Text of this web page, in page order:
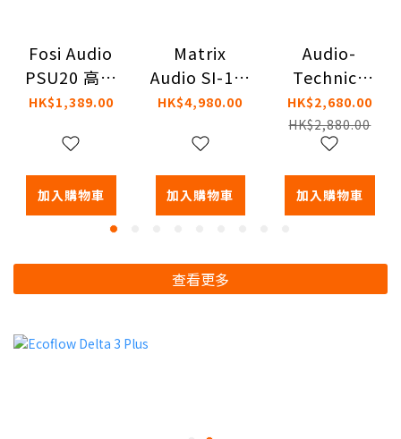
Fosi Audio
PSU20 高性
能線性電源
HK$1,389.00
加入購物車
Matrix
Audio SI-1音
響級網路隔
HK$4,980.00
加入購物車
Audio-
Technica
AT-LP3XBT
自動無線黑
膠唱盤
HK$2,680.00
HK$2,880.00
加入購物車
查看更多